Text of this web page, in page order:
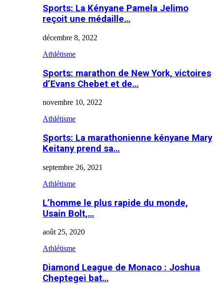
Sports: La Kényane Pamela Jelimo
reçoit une médaille…
décembre 8, 2022
Athlétisme
Sports: marathon de New York, victoires
d’Evans Chebet et de…
novembre 10, 2022
Athlétisme
Sports: La marathonienne kényane Mary
Keitany prend sa…
septembre 26, 2021
Athlétisme
L’homme le plus rapide du monde,
Usain Bolt,…
août 25, 2020
Athlétisme
Diamond League de Monaco : Joshua
Cheptegei bat…